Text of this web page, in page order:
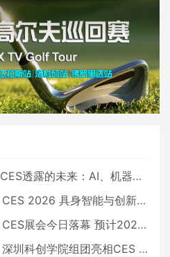
CES透露的未来：AI、机器人与智能生活大爆发
CES 2026 具身智能与创新领域 中国公司大放异彩
CES展会今日落幕 预计2026行业收入将超五千亿美元
深圳科创学院组团亮相CES 广受好评